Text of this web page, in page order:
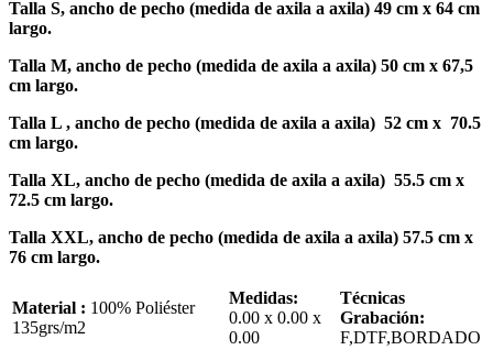
Talla S, ancho de pecho (medida de axila a axila) 49 cm x 64 cm
largo.
Talla M, ancho de pecho (medida de axila a axila) 50 cm x 67,5
cm largo.
Talla L , ancho de pecho (medida de axila a axila) 52 cm x 70.5
cm largo.
Talla XL, ancho de pecho (medida de axila a axila) 55.5 cm x
72.5 cm largo.
Talla XXL, ancho de pecho (medida de axila a axila) 57.5 cm x
76 cm largo.
Material : 100% Poliéster
135grs/m2
Medidas:
0.00 x 0.00 x
0.00
Técnicas
Grabación:
F,DTF,BORDADO